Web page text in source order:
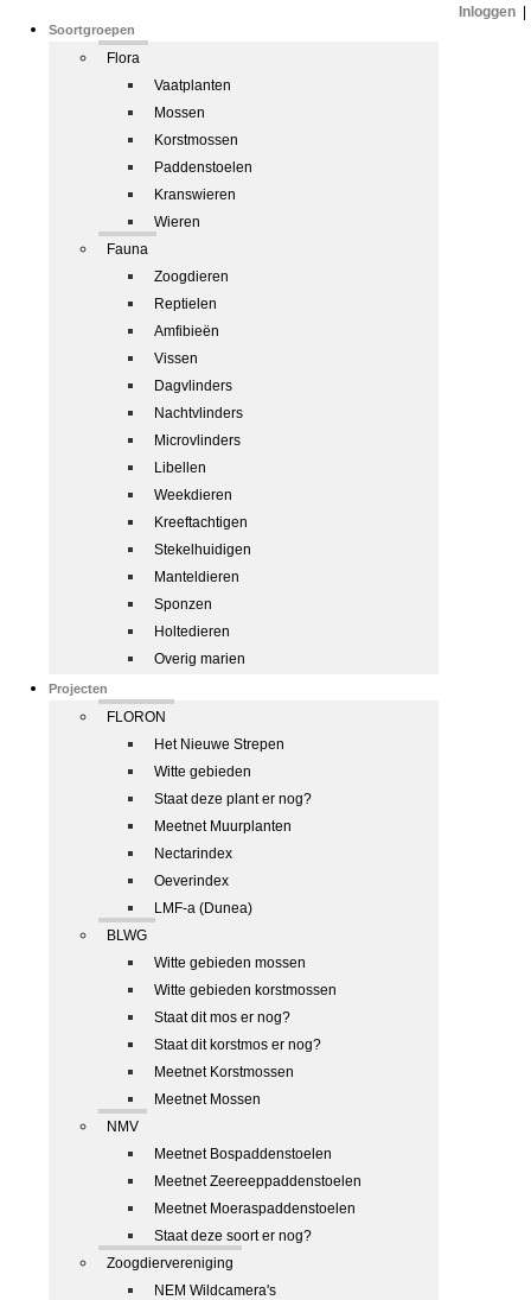
Soortgroepen
Flora
Vaatplanten
Mossen
Korstmossen
Paddenstoelen
Kranswieren
Wieren
Fauna
Zoogdieren
Reptielen
Amfibieën
Vissen
Dagvlinders
Nachtvlinders
Microvlinders
Libellen
Weekdieren
Kreeftachtigen
Stekelhuidigen
Manteldieren
Sponzen
Holtedieren
Overig marien
Projecten
FLORON
Het Nieuwe Strepen
Witte gebieden
Staat deze plant er nog?
Meetnet Muurplanten
Nectarindex
Oeverindex
LMF-a (Dunea)
BLWG
Witte gebieden mossen
Witte gebieden korstmossen
Staat dit mos er nog?
Staat dit korstmos er nog?
Meetnet Korstmossen
Meetnet Mossen
NMV
Meetnet Bospaddenstoelen
Meetnet Zeereeppaddenstoelen
Meetnet Moeraspaddenstoelen
Staat deze soort er nog?
Zoogdiervereniging
NEM Wildcamera's
Inloggen